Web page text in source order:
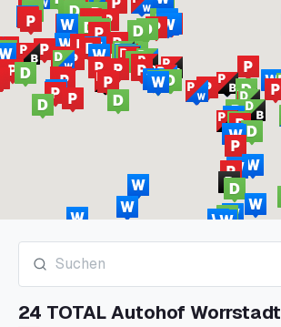
24 TOTAL Autohof Worrstadt